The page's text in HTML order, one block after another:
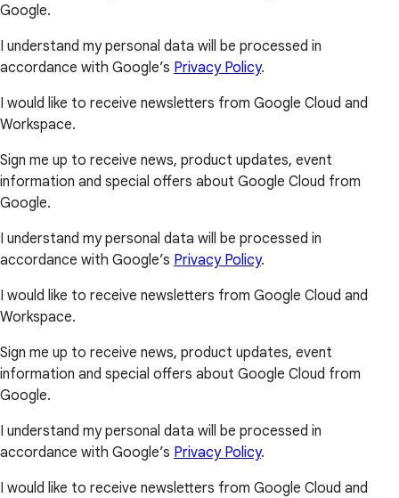
Google.
I understand my personal data will be processed in
accordance with Google’s Privacy Policy.
I would like to receive newsletters from Google Cloud and
Workspace.
Sign me up to receive news, product updates, event
information and special offers about Google Cloud from
Google.
I understand my personal data will be processed in
accordance with Google’s Privacy Policy.
I would like to receive newsletters from Google Cloud and
Workspace.
Sign me up to receive news, product updates, event
information and special offers about Google Cloud from
Google.
I understand my personal data will be processed in
accordance with Google’s Privacy Policy.
I would like to receive newsletters from Google Cloud and